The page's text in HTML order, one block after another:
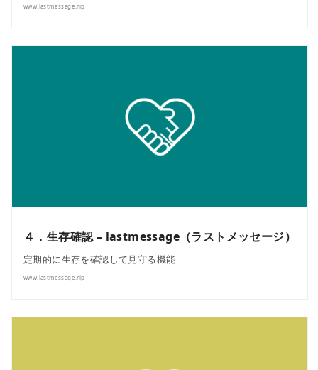
www.lastmessage.rip
４．生存確認 – lastmessage（ラストメッセージ）
定期的に生存を確認して見守る機能
www.lastmessage.rip